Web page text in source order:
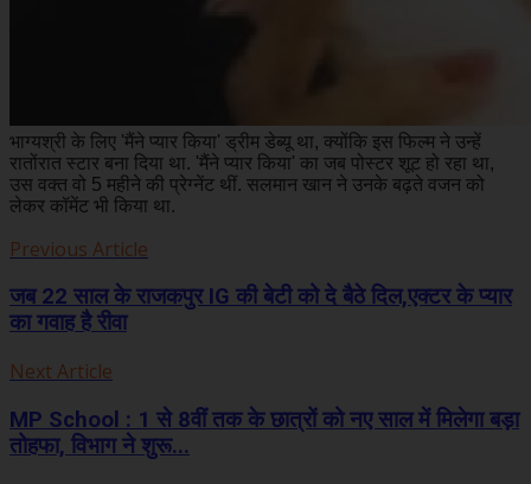
भाग्यश्री के लिए 'मैंने प्यार किया' ड्रीम डेब्यू था, क्योंकि इस फिल्म ने उन्हें
रातोंरात स्टार बना दिया था. 'मैंने प्यार किया' का जब पोस्टर शूट हो रहा था,
उस वक्त वो 5 महीने की प्रेग्नेंट थीं. सलमान खान ने उनके बढ़ते वजन को
लेकर कॉमेंट भी किया था.
Previous Article
जब 22 साल के राजकपुर IG की बेटी को दे बैठे दिल,एक्टर के प्यार
का गवाह है रीवा
Next Article
MP School : 1 से 8वीं तक के छात्रों को नए साल में मिलेगा बड़ा
तोहफा, विभाग ने शुरू...